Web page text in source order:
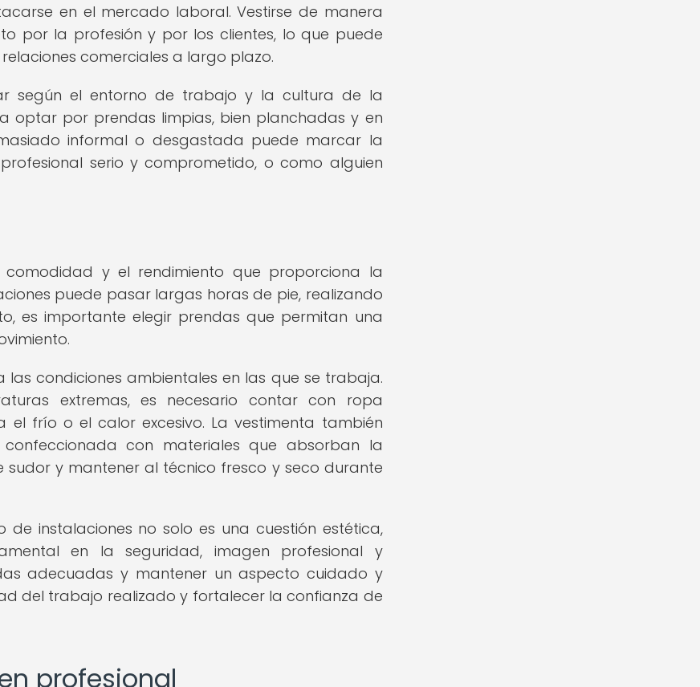
en el mercado laboral. Vestirse de manera
por la profesión y por los clientes, lo que puede
comerciales a largo plazo.
según el entorno de trabajo y la cultura de la
optar por prendas limpias, bien planchadas y en
informal o desgastada puede marcar la
serio y comprometido, o como alguien
y el rendimiento que proporciona la
puede pasar largas horas de pie, realizando
es importante elegir prendas que permitan una
condiciones ambientales en las que se trabaja.
extremas, es necesario contar con ropa
frío o el calor excesivo. La vestimenta también
con materiales que absorban la
y mantener al técnico fresco y seco durante
instalaciones no solo es una cuestión estética,
en la seguridad, imagen profesional y
adecuadas y mantener un aspecto cuidado y
del trabajo realizado y fortalecer la confianza de
profesional